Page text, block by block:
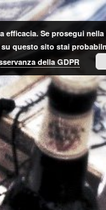
Se prosegui
questo sito stai
della GDPR